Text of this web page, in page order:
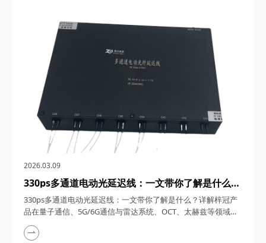
越的性能和稳定的表现，成为了市场上的热门之...
2026.03.09
330ps多通道电动光延迟线：一文带你了解是什么？
详解梓冠产品在量子通信、5G/6G通信与雷达系
统、OCT、太赫兹等领域的实际应用
330ps多通道电动光延迟线：一文带你了解是什么？详解梓冠产
品在量子通信、5G/6G通信与雷达系统、OCT、太赫兹等领域的
实际应用 330ps多通道电动光延迟线，在光通信与光电子技术的
飞速发展中，凭借其高精度、多通道、可调可控等特性，在量子